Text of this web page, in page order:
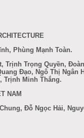
Phùng Mạnh Toàn.
Trịnh Trọng Quyền,
Đạo, Ngô Thị Ngân
Trịnh Minh Thắng.
NAM
Đỗ Ngọc Hải,